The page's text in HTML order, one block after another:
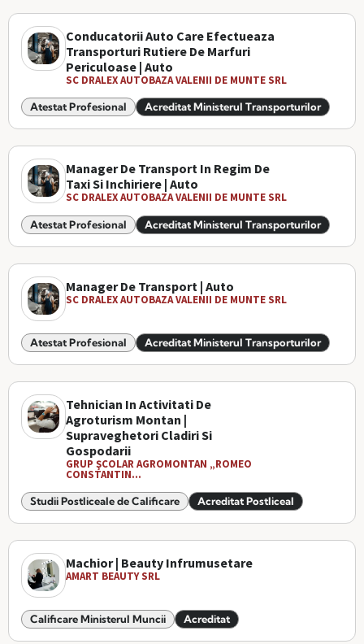
Conducatorii Auto Care Efectueaza
Transporturi Rutiere De Marfuri
Periculoase | Auto
SC DRALEX AUTOBAZA VALENII DE MUNTE SRL
Atestat Profesional Acreditat Ministerul Transporturilor
Manager De Transport In Regim De
Taxi Si Inchiriere | Auto
SC DRALEX AUTOBAZA VALENII DE MUNTE SRL
Atestat Profesional Acreditat Ministerul Transporturilor
Manager De Transport | Auto
SC DRALEX AUTOBAZA VALENII DE MUNTE SRL
Atestat Profesional Acreditat Ministerul Transporturilor
Tehnician In Activitati De
Agroturism Montan |
Supraveghetori Cladiri Si
Gospodarii
GRUP ŞCOLAR AGROMONTAN „ROMEO
CONSTANTIN...
Studii Postliceale de Calificare Acreditat Postliceal
Machior | Beauty Infrumusetare
AMART BEAUTY SRL
Calificare Ministerul Muncii Acreditat